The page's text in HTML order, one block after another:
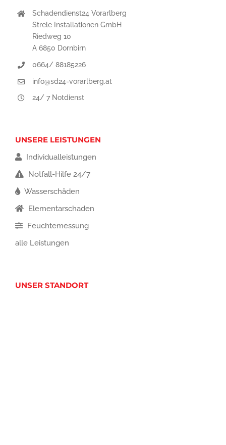
Schadendienst24 Vorarlberg
Strele Installationen GmbH
Riedweg 10
A 6850 Dornbirn
0664/ 88185226
info@sd24-vorarlberg.at
24/ 7 Notdienst
UNSERE LEISTUNGEN
Individualleistungen
Notfall-Hilfe 24/7
Wasserschäden
Elementarschaden
Feuchtemessung
alle Leistungen
UNSER STANDORT